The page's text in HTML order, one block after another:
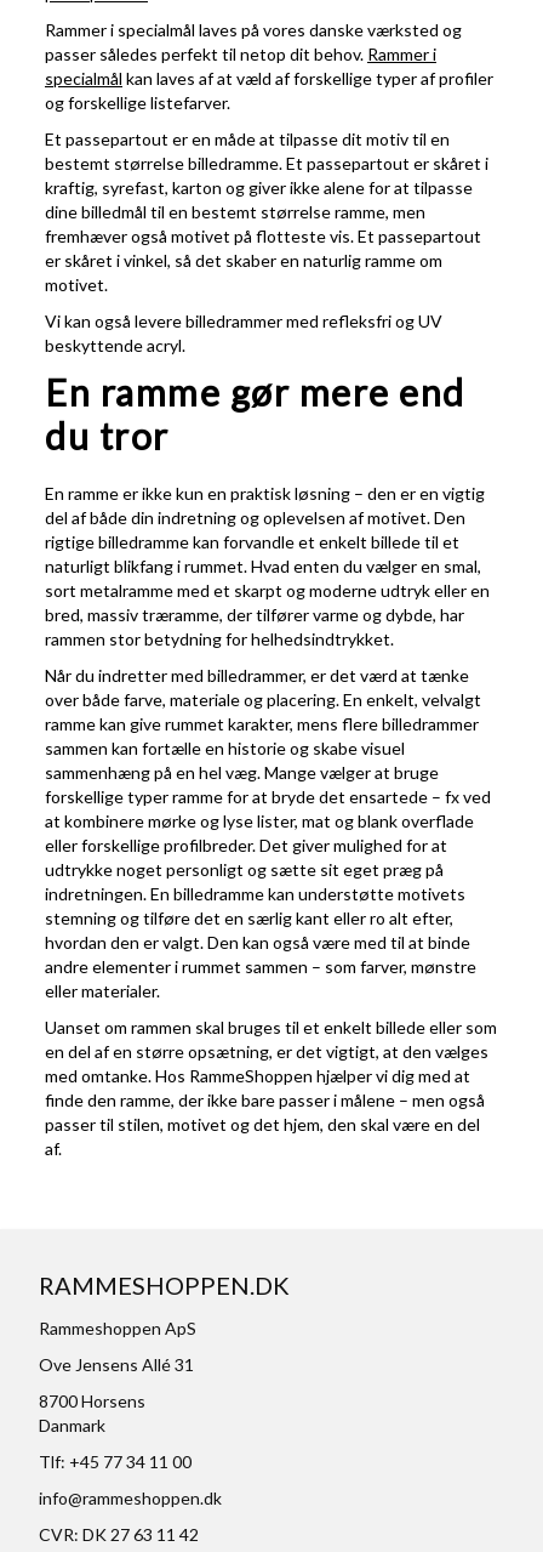
Rammer i specialmål laves på vores danske værksted og
passer således perfekt til netop dit behov. Rammer i
specialmål kan laves af at væld af forskellige typer af profiler
og forskellige listefarver.
Et passepartout er en måde at tilpasse dit motiv til en
bestemt størrelse billedramme. Et passepartout er skåret i
kraftig, syrefast, karton og giver ikke alene for at tilpasse
dine billedmål til en bestemt størrelse ramme, men
fremhæver også motivet på flotteste vis. Et passepartout
er skåret i vinkel, så det skaber en naturlig ramme om
motivet.
Vi kan også levere billedrammer med refleksfri og UV
beskyttende acryl.
En ramme gør mere end
du tror
En ramme er ikke kun en praktisk løsning – den er en vigtig
del af både din indretning og oplevelsen af motivet. Den
rigtige billedramme kan forvandle et enkelt billede til et
naturligt blikfang i rummet. Hvad enten du vælger en smal,
sort metalramme med et skarpt og moderne udtryk eller en
bred, massiv træramme, der tilfører varme og dybde, har
rammen stor betydning for helhedsindtrykket.
Når du indretter med billedrammer, er det værd at tænke
over både farve, materiale og placering. En enkelt, velvalgt
ramme kan give rummet karakter, mens flere billedrammer
sammen kan fortælle en historie og skabe visuel
sammenhæng på en hel væg. Mange vælger at bruge
forskellige typer ramme for at bryde det ensartede – fx ved
at kombinere mørke og lyse lister, mat og blank overflade
eller forskellige profilbreder. Det giver mulighed for at
udtrykke noget personligt og sætte sit eget præg på
indretningen. En billedramme kan understøtte motivets
stemning og tilføre det en særlig kant eller ro alt efter,
hvordan den er valgt. Den kan også være med til at binde
andre elementer i rummet sammen – som farver, mønstre
eller materialer.
Uanset om rammen skal bruges til et enkelt billede eller som
en del af en større opsætning, er det vigtigt, at den vælges
med omtanke. Hos RammeShoppen hjælper vi dig med at
finde den ramme, der ikke bare passer i målene – men også
passer til stilen, motivet og det hjem, den skal være en del
af.
RAMMESHOPPEN.DK
Rammeshoppen ApS
Ove Jensens Allé 31
8700 Horsens
Danmark
Tlf: +45 77 34 11 00
info@rammeshoppen.dk
CVR: DK 27 63 11 42